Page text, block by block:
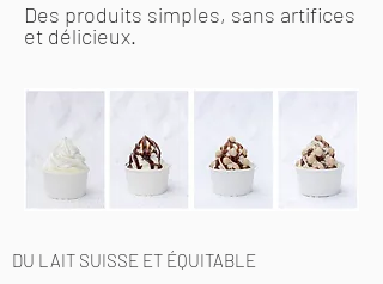
Des produits simples, sans artifices
et délicieux.
DU LAIT SUISSE ET ÉQUITABLE